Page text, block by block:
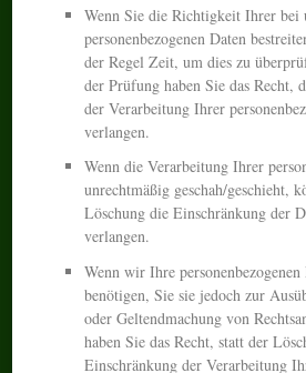
Wenn Sie die Richtigkeit Ihrer bei
personenbezogenen Daten
der Regel Zeit, um dies zu
der Prüfung haben Sie das Recht,
der Verarbeitung Ihrer
verlangen.
Wenn die Verarbeitung Ihrer
unrechtmäßig geschah/geschieht,
Löschung die Einschränkung der
verlangen.
Wenn wir Ihre
benötigen, Sie sie jedoch zur
oder Geltendmachung von
haben Sie das Recht, statt der
Einschränkung der Verarbeitung